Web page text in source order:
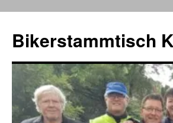
springen
Bikerstammtisch